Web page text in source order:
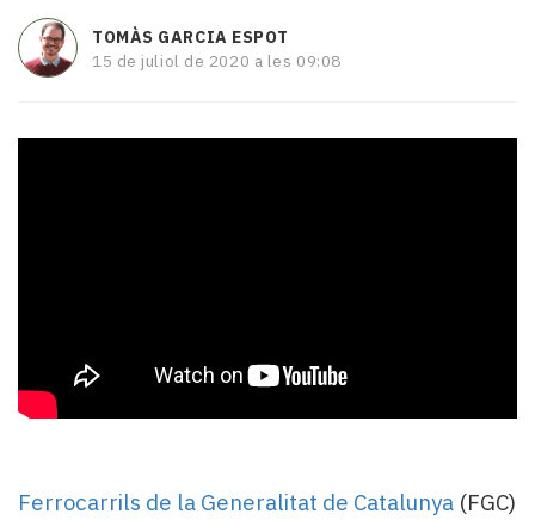
Mai
tant!
TV
mitjans
la
teva!
newsletter
TOMÀS GARCIA ESPOT
15 de juliol de 2020 a les 09:08
Ferrocarrils de la Generalitat de Catalunya (FGC)